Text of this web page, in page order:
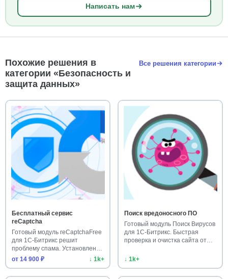
Написать нам
Похожие решения в
категории «Безопасность и
защита данных»
Все решения категории
Бесплатный сервис
reCaptcha
Готовый модуль reCaptchaFree
для 1С-Битрикс решит
проблему спама. Установлен
бол…
от 14 900 ₽ ↓ 1k+
Поиск вредоносного ПО
Готовый модуль Поиск Вирусов
для 1С-Битрикс. Быстрая
проверка и очистка сайта от…
↓ 1k+